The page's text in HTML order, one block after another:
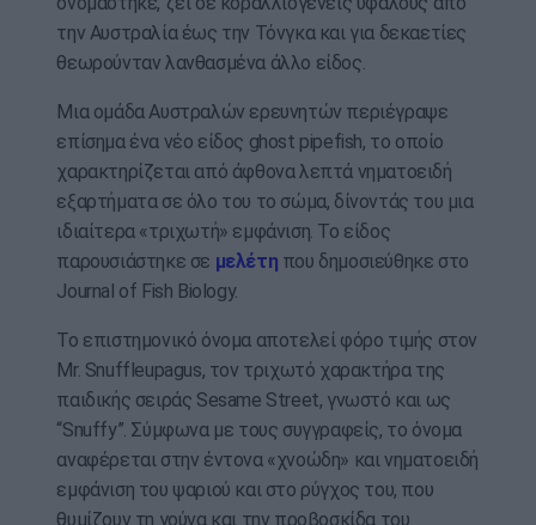
την Αυστραλία έως την Τόνγκα και για δεκαετίες
θεωρούνταν λανθασμένα άλλο είδος.
Μια ομάδα Αυστραλών ερευνητών περιέγραψε
επίσημα ένα νέο είδος ghost pipefish, το οποίο
χαρακτηρίζεται από άφθονα λεπτά νηματοειδή
εξαρτήματα σε όλο του το σώμα, δίνοντάς του μια
ιδιαίτερα «τριχωτή» εμφάνιση. Το είδος
παρουσιάστηκε σε μελέτη που δημοσιεύθηκε στο
Journal of Fish Biology.
Το επιστημονικό όνομα αποτελεί φόρο τιμής στον
Mr. Snuffleupagus, τον τριχωτό χαρακτήρα της
παιδικής σειράς Sesame Street, γνωστό και ως
“Snuffy”. Σύμφωνα με τους συγγραφείς, το όνομα
αναφέρεται στην έντονα «χνοώδη» και νηματοειδή
εμφάνιση του ψαριού και στο ρύγχος του, που
θυμίζουν τη γούνα και την προβοσκίδα του